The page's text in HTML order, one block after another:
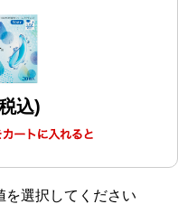
込)
を選択してください